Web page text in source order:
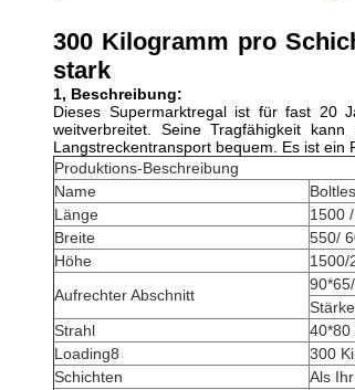
300 Kilogramm pro
stark
1, Beschreibung:
Dieses Supermarktregal ist für fast 20
weitverbreitet. Seine Tragfähigkeit
Langstreckentransport bequem. Es ist ein
Produktions-Beschreibung
Name
Länge
1500
Breite
550/
Höhe
1500/
Aufrechter Abschnitt
Strahl
40*80
Loading8
300
Schichten
Als